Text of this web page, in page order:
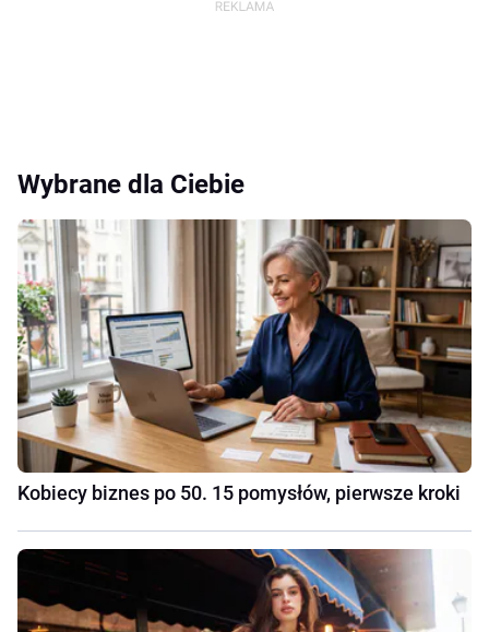
Wybrane dla Ciebie
Kobiecy biznes po 50. 15 pomysłów, pierwsze kroki